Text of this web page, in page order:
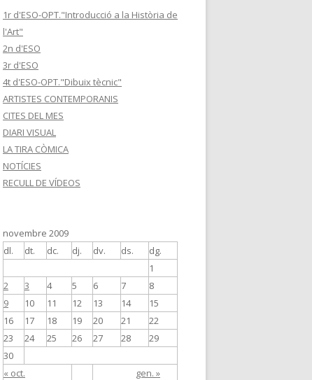
1r d'ESO-OPT."Introducció a la Història de
l'Art"
2n d'ESO
3r d'ESO
4t d'ESO-OPT."Dibuix tècnic"
ARTISTES CONTEMPORANIS
CITES DEL MES
DIARI VISUAL
LA TIRA CÒMICA
NOTÍCIES
RECULL DE VÍDEOS
novembre 2009
dl.
dt. dc. dj. dv. ds. dg.
« oct. gen. »
1
2
3 4 5 6 7
8
9
10 11 12 13 14
15
16
17 18 19 20 21
22
23
24 25 26 27 28
29
30